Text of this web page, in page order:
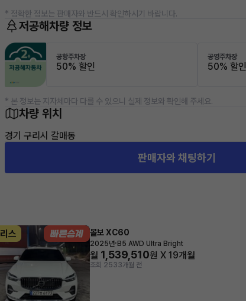
* 정확한 정보는 판매자와 반드시 확인하시기 바랍니다.
저공해차량 정보
공항주차장
50% 할인
공영주차장
50% 할인
* 본 정보는 지자체마다 다를 수 있으니 실제 정보와 확인해 주세요.
차량 위치
경기 구리시 갈매동
판매자와 채팅하기
리스 볼보 XC60
2025년· B5 AWD Ultra Bright
월 1,539,510원 X 19개월
조회 2533개월 전